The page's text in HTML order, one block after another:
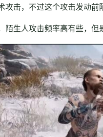
攻击，不过这个攻击发动
生人攻击频率高有些，但